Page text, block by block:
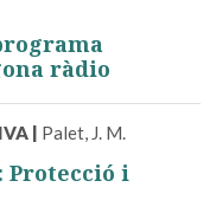
ràdio
| Palet, J. M.
Protecció i